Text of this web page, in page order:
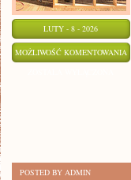
LUTY - 8 - 2026
MOŻLIWOŚĆ KOMENTOWANIA
POSTED BY ADMIN